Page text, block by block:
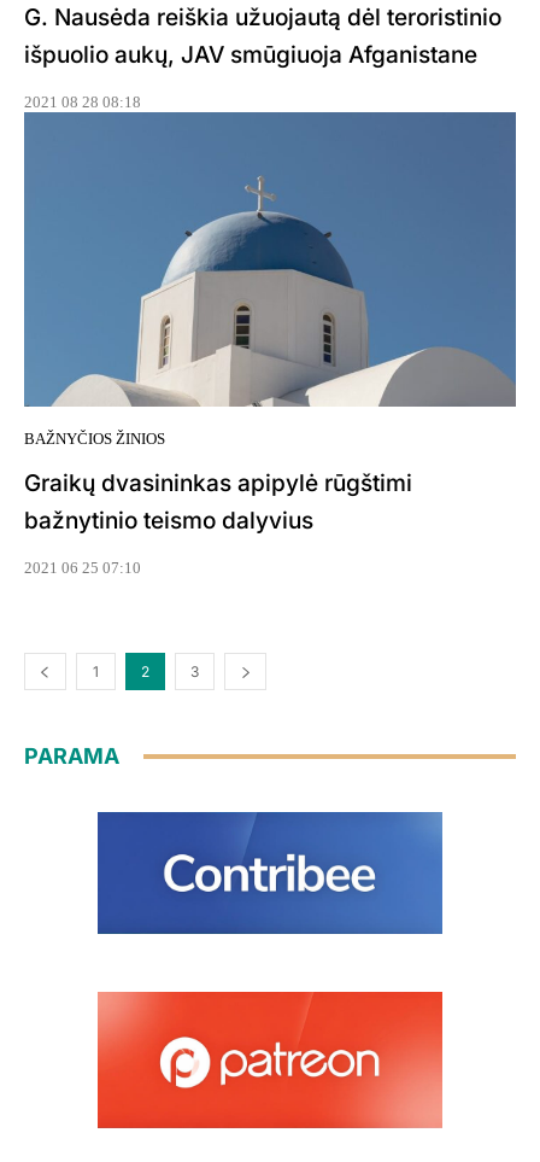
G. Nausėda reiškia užuojautą dėl teroristinio
išpuolio aukų, JAV smūgiuoja Afganistane
2021 08 28 08:18
BAŽNYČIOS ŽINIOS
Graikų dvasininkas apipylė rūgštimi
bažnytinio teismo dalyvius
2021 06 25 07:10
1 2 3
PARAMA